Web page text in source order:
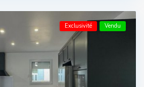
Exclusivité Vendu